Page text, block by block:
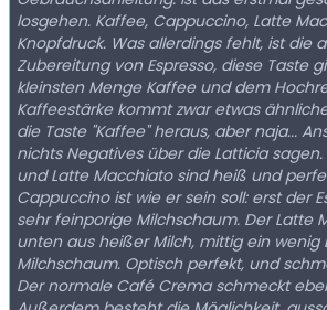
losgehen. Kaffee, Cappuccino, Latte
Knopfdruck. Was allerdings fehlt, ist die
Zubereitung von Espresso, diese Taste
kleinsten Menge Kaffee und dem
Kaffeestärke kommt zwar etwas
die Taste "Kaffee" heraus, aber naja... Ansonsten kann ich
nichts Negatives über die Latticia
und Latte Macchiato sind heiß und
Cappuccino ist wie er sein soll: erst der
sehr feinporige Milchschaum. Der Latte
unten aus heißer Milch, mittig ein wenig
Milchschaum. Optisch perfekt, und
Der normale Café Crema schmeckt